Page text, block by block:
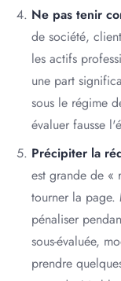
Ne pas tenir
de société,
les actifs
une part
sous le régime
évaluer fausse
Précipiter la
est grande de «
tourner la page.
pénaliser
sous-évaluée,
prendre